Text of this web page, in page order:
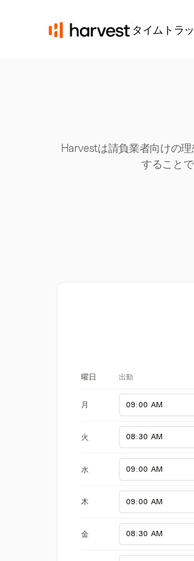
タイムトラ
Harvestは請負業者向けの
すること
曜日 出勤
月
火
水
木
金